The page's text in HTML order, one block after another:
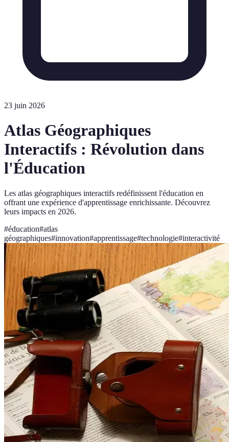
23 juin 2026
Atlas Géographiques
Interactifs : Révolution dans
l'Éducation
Les atlas géographiques interactifs redéfinissent l'éducation en
offrant une expérience d'apprentissage enrichissante. Découvrez
leurs impacts en 2026.
#éducation#atlas
géographiques#innovation#apprentissage#technologie#interactivité